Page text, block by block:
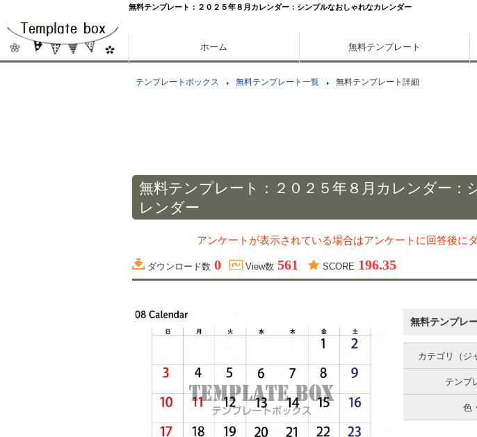
無料テンプレート：２０２５年８月カレンダー：シンプルなおしゃれなカレンダー
ホーム 無料テンプレート
テンプレートボックス 無料テンプレート一覧 無料テンプレート詳細
無料テンプレート：２０２５年８月カレンダー：
レンダー
アンケートが表示されている場合はアンケートに回答後に
ダウンロード数 0 View数 561 SCORE 196.35
無料テンプレ
カテゴリ（ジ
テンプ
色